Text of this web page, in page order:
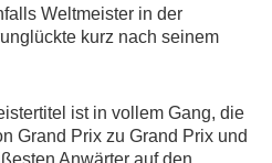
Weltmeister in der
kurz nach seinem
ist in vollem Gang, die
Grand Prix zu Grand Prix und